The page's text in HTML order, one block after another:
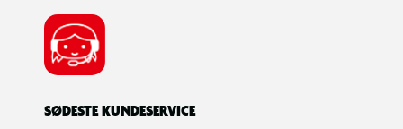
SØDESTE KUNDESERVICE